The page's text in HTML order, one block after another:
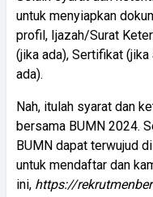
untuk menyiapkan
profil, Ijazah/Surat
(jika ada), Sertifikat
ada).
Nah, itulah syarat dan
bersama BUMN 2024.
BUMN dapat terwujud
untuk mendaftar dan
ini, https://